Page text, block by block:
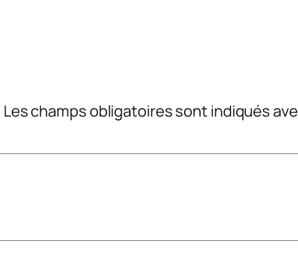
Les champs obligatoires sont indiqués